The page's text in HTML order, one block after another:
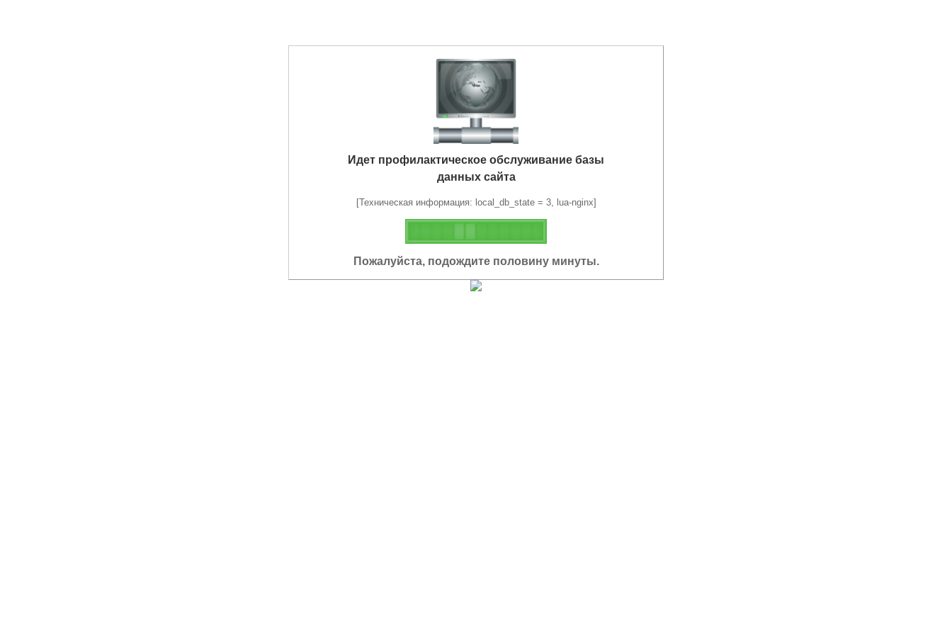
Идет профилактическое обслуживание базы
данных сайта
[Техническая информация: local_db_state = 3, lua-nginx]
Пожалуйста, подождите половину минуты.